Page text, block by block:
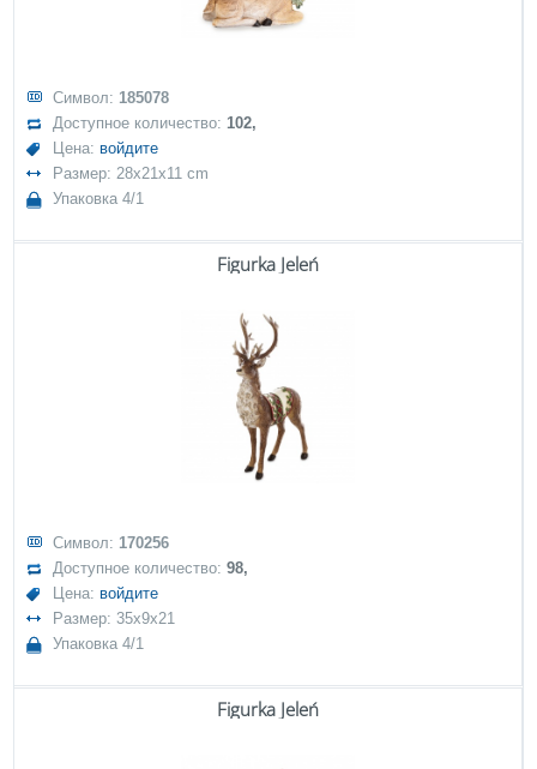
Символ: 185078
Доступное количество:102,
Цена: войдите
Размер: 28x21x11 cm
Упаковка 4/1
Figurka Jeleń
Символ: 170256
Доступное количество:98,
Цена: войдите
Размер: 35x9x21
Упаковка 4/1
Figurka Jeleń